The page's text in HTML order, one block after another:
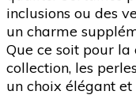
inclusions ou des
un charme
Que ce soit pour
collection, les
un choix élégant